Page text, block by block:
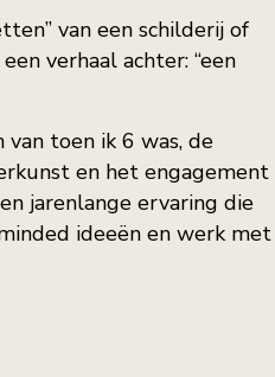
van een schilderij of
verhaal achter: “een
van toen ik 6 was, de
en het engagement
jarenlange ervaring die
ideeën en werk met